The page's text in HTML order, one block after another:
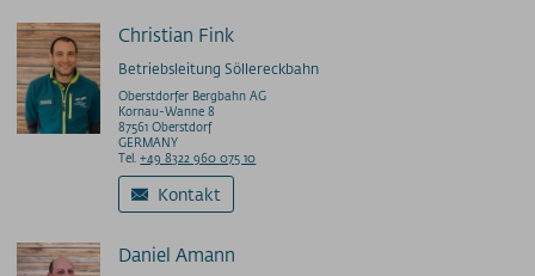
Christian Fink
Betriebsleitung Söllereckbahn
Oberstdorfer Bergbahn AG
Kornau-Wanne 8
87561 Oberstdorf
GERMANY
Tel.+49 8322 960 075 10
Kontakt
Daniel Amann